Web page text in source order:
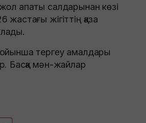
апаты салдарынан көзі
жастағы жігіттің қаза
тергеу амалдары
Басқа мән-жайлар